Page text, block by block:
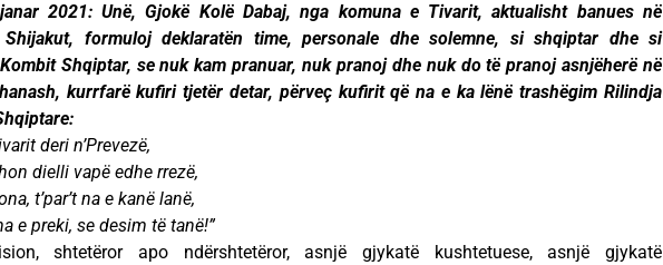
2021: Unë, Gjokë Kolë Dabaj, nga komuna e Tivarit, aktualisht banues në
formuloj deklaratën time, personale dhe solemne, si shqiptar dhe si
Shqiptar, se nuk kam pranuar, nuk pranoj dhe nuk do të pranoj asnjëherë në
kurrfarë kufiri tjetër detar, përveç kufirit që na e ka lënë trashëgim Rilindja
deri n’Prevezë,
dielli vapë edhe rrezë,
t’par’t na e kanë lanë,
e preki, se desim të tanë!”
shtetëror apo ndërshtetëror, asnjë gjykatë kushtetuese, asnjë gjykatë